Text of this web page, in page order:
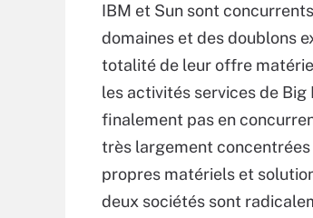
IBM et Sun sont
domaines et des doublons
totalité de leur offre
les activités services de Big
finalement pas en
très largement
propres matériels et
deux sociétés sont